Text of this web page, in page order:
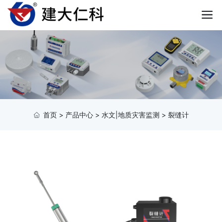
首页> 产品中心> 水文|地质灾害监测 > 裂缝计